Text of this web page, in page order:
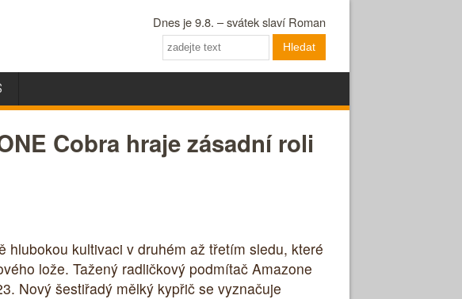
Dnes je 9.8. – svátek slaví Roman
Hledat
Cobra hraje zásadní roli
kultivaci v druhém až třetím sledu, které
lože. Tažený radličkový podmítač Amazone
Nový šestiřadý mělký kypřič se vyznačuje